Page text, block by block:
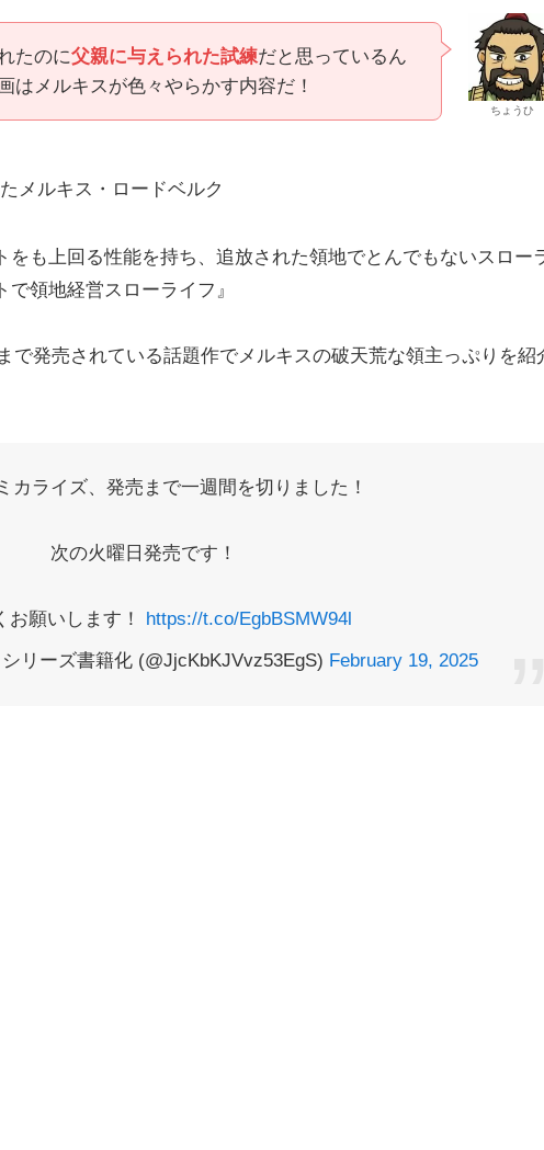
ちょうひ
たのに父親に与えられた試練だと思っているん
はメルキスが色々やらかす内容だ！
メルキス・ロードベルク
をも上回る性能を持ち、追放された領地でとんでもないスロー
領地経営スローライフ』
で発売されている話題作でメルキスの破天荒な領主っぷりを紹
カライズ、発売まで一週間を切りました！
次の火曜日発売です！
お願いします！ https://t.co/EgbBSMW94l
リーズ書籍化 (@JjcKbKJVvz53EgS) February 19, 2025